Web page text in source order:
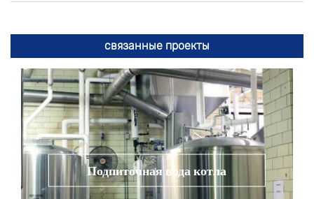
связанные проекты
Подпиточная вода котла